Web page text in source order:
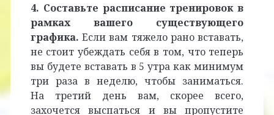
4. Составьте расписание тренировок в
рамках вашего существующего
графика. Если вам тяжело рано вставать,
не стоит убеждать себя в том, что теперь
вы будете вставать в 5 утра как минимум
три раза в неделю, чтобы заниматься.
На третий день вам, скорее всего,
захочется выспаться и вы пропустите